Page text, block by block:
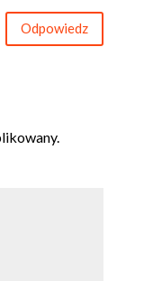
Odpowiedz